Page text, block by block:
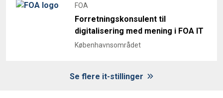
FOA
Forretningskonsulent til
digitalisering med mening i FOA IT
Københavnsområdet
Se flere it-stillinger